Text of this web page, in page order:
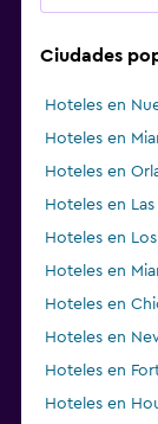
Ciudades
Hoteles en
Hoteles en
Hoteles en
Hoteles en Las
Hoteles en
Hoteles en
Hoteles en
Hoteles en
Hoteles en
Hoteles en